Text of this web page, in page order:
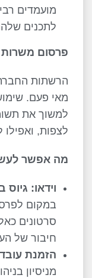
מועמדים
לתכנים
פרסום משרות
הרשתות
מאי פעם.
למשוך את
לצפות,
מה אפשר
וידאו: גיוס
במקום
סרטונים
חיבור של
הזמנת
מניסיון